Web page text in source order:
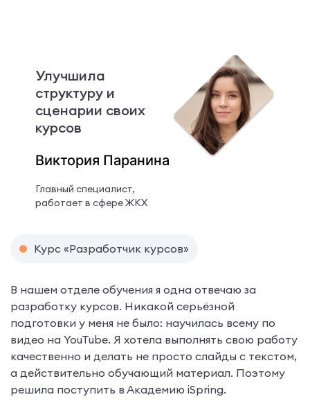
Улучшила
структуру и
сценарии своих
курсов
Виктория Паранина
Главный специалист,
работает в сфере ЖКХ
Курс «Разработчик курсов»
В нашем отделе обучения я одна отвечаю за
разработку курсов. Никакой серьёзной
подготовки у меня не было: научилась всему по
видео на YouTube. Я хотела выполнять свою работу
качественно и делать не просто слайды с текстом,
а действительно обучающий материал. Поэтому
решила поступить в Академию iSpring.